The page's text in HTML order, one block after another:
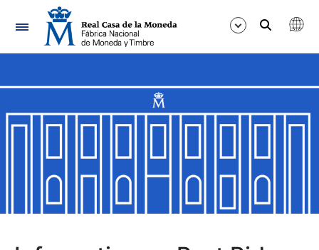
Navigation
Show/Hide
Show/Hide
Show/Hide